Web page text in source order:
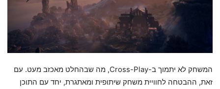
המשחק לא יתמוך ב-Cross-Play, מה שבהחלט מאכזב מעט. עם
זאת, ההבטחה לחוויית משחק שיתופית ומאתגרת, יחד עם התוכן